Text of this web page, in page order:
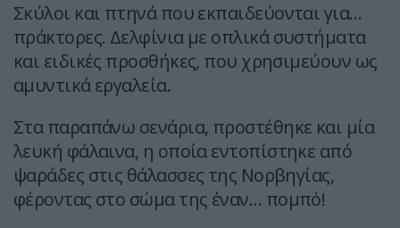
Σκύλοι και πτηνά που εκπαιδεύονται για…
πράκτορες. Δελφίνια με οπλικά συστήματα
και ειδικές προσθήκες, που χρησιμεύουν ως
αμυντικά εργαλεία.
Στα παραπάνω σενάρια, προστέθηκε και μία
λευκή φάλαινα, η οποία εντοπίστηκε από
ψαράδες στις θάλασσες της Νορβηγίας,
φέροντας στο σώμα της έναν… πομπό!